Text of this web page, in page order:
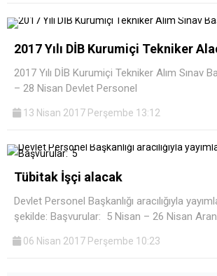
2017 Yılı DİB Kurumiçi Tekniker
2017 Yılı DİB Kurumiçi Tekniker Alım Sınav
– 28 Nisan Devlet Personel
13 Nisan 2017 Perşembe 13:12
Tübitak İşçi alacak
Devlet Personel Başkanlığı aracılığıyla
şekilde: Başvurular: 5 Nisan – 26 Nisan
06 Nisan 2017 Perşembe 10:23